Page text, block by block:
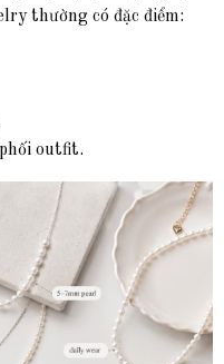
thường có đặc điểm:
outfit.